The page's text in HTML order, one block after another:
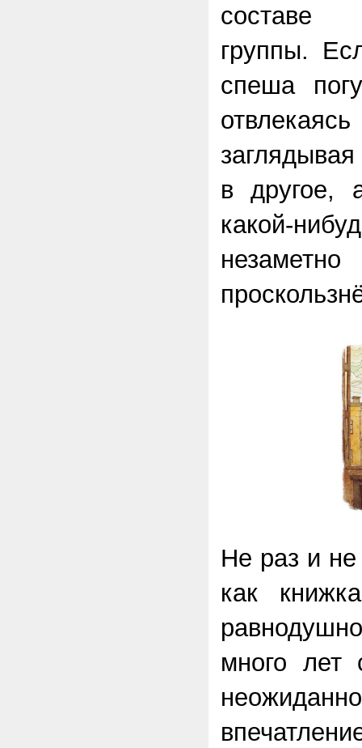
составе
группы.
спеша
в другое,
какой-
Не раз и
как
много лет